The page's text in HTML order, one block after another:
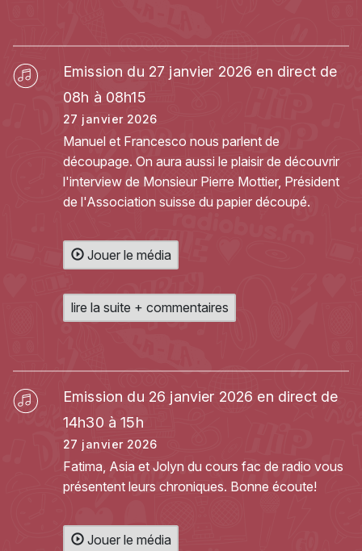
Emission du 27 janvier 2026 en direct de
08h à 08h15
27 janvier 2026
Manuel et Francesco nous parlent de
découpage. On aura aussi le plaisir de découvrir
l'interview de Monsieur Pierre Mottier, Président
de l'Association suisse du papier découpé.
Jouer le média
lire la suite + commentaires
Emission du 26 janvier 2026 en direct de
14h30 à 15h
27 janvier 2026
Fatima, Asia et Jolyn du cours fac de radio vous
présentent leurs chroniques. Bonne écoute!
Jouer le média